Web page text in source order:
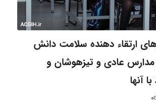
ارتقاء دهنده سلامت دانش
مدارس عادی و تیزهوشان و
آنها